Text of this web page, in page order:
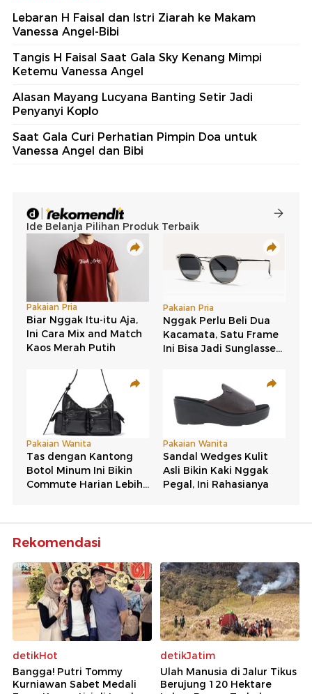
Lebaran H Faisal dan Istri Ziarah ke Makam
Vanessa Angel-Bibi
Tangis H Faisal Saat Gala Sky Kenang Mimpi
Ketemu Vanessa Angel
Alasan Mayang Lucyana Banting Setir Jadi
Penyanyi Koplo
Saat Gala Curi Perhatian Pimpin Doa untuk
Vanessa Angel dan Bibi
Rekomendasi
detikHot
Bangga! Putri Tommy
Kurniawan Sabet Medali
detikJatim
Ulah Manusia di Jalur Tikus
Berujung 120 Hektare